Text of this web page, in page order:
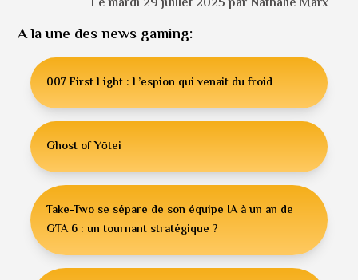
A la une des news gaming:
007 First Light : L’espion qui venait du froid
Ghost of Yōtei
Take-Two se sépare de son équipe IA à un an de
GTA 6 : un tournant stratégique ?